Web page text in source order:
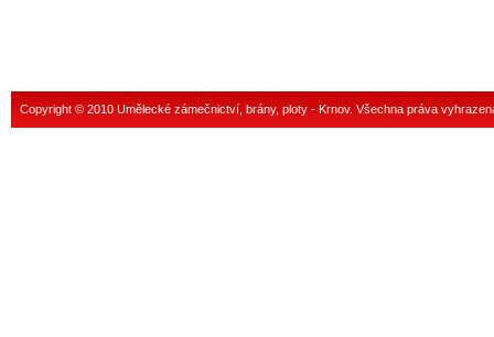
Copyright © 2010 Umělecké zámečnictví, brány, ploty - Krnov. Všechna práva